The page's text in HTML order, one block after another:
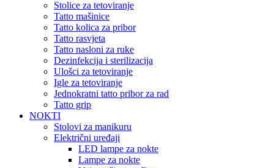
Stolice za tetoviranje
Tatto mašinice
Tatto kolica za pribor
Tatto rasvjeta
Tatto nasloni za ruke
Dezinfekcija i sterilizacija
Ulošci za tetoviranje
Igle za tetoviranje
Jednokratni tatto pribor za rad
Tatto grip
NOKTI
Stolovi za manikuru
Električni uređaji
LED lampe za nokte
Lampe za nokte